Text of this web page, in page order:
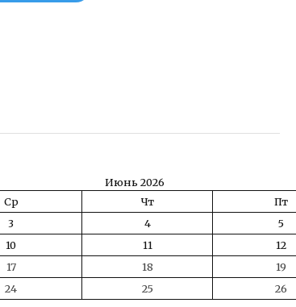
Июнь 2026
Ср Чт Пт
3 4 5
10 11 12
17 18 19
24 25 26